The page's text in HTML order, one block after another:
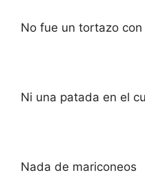
No fue un tortazo
Ni una patada en el
Nada de mariconeos